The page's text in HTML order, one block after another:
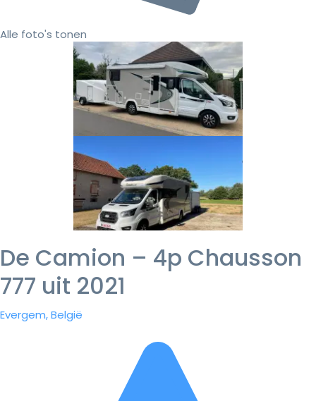
Alle foto's tonen
De Camion – 4p Chausson
777 uit 2021
Evergem, België